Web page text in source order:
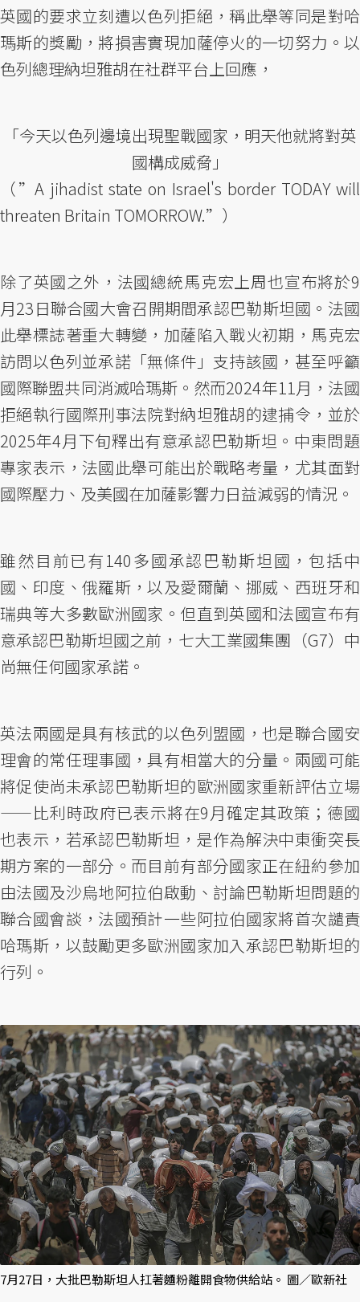
英國的要求立刻遭以色列拒絕，稱此舉等同是對哈
瑪斯的獎勵，將損害實現加薩停火的一切努力。以
色列總理納坦雅胡在社群平台上回應，
「今天以色列邊境出現聖戰國家，明天他就將對英
國構成威脅」
（”A jihadist state on Israel's border TODAY will
threaten Britain TOMORROW.”）
除了英國之外，法國總統馬克宏上周也宣布將於9
月23日聯合國大會召開期間承認巴勒斯坦國。法國
此舉標誌著重大轉變，加薩陷入戰火初期，馬克宏
訪問以色列並承諾「無條件」支持該國，甚至呼籲
國際聯盟共同消滅哈瑪斯。然而2024年11月，法國
拒絕執行國際刑事法院對納坦雅胡的逮捕令，並於
2025年4月下旬釋出有意承認巴勒斯坦。中東問題
專家表示，法國此舉可能出於戰略考量，尤其面對
國際壓力、及美國在加薩影響力日益減弱的情況。
雖然目前已有140多國承認巴勒斯坦國，包括中
國、印度、俄羅斯，以及愛爾蘭、挪威、西班牙和
瑞典等大多數歐洲國家。但直到英國和法國宣布有
意承認巴勒斯坦國之前，七大工業國集團（G7）中
尚無任何國家承諾。
英法兩國是具有核武的以色列盟國，也是聯合國安
理會的常任理事國，具有相當大的分量。兩國可能
將促使尚未承認巴勒斯坦的歐洲國家重新評估立場
——比利時政府已表示將在9月確定其政策；德國
也表示，若承認巴勒斯坦，是作為解決中東衝突長
期方案的一部分。而目前有部分國家正在紐約參加
由法國及沙烏地阿拉伯啟動、討論巴勒斯坦問題的
聯合國會談，法國預計一些阿拉伯國家將首次譴責
哈瑪斯，以鼓勵更多歐洲國家加入承認巴勒斯坦的
行列。
7月27日，大批巴勒斯坦人扛著麵粉離開食物供給站。 圖／歐新社